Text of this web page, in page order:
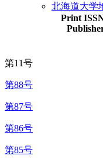
北海道大学
Print
第11号
第88号
第87号
第86号
第85号